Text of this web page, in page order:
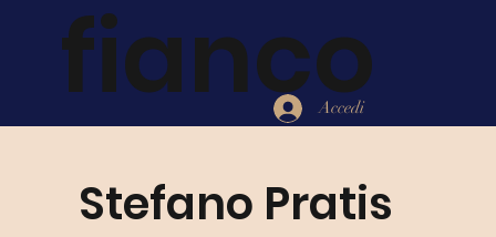
fianco
Accedi
Stefano Pratis